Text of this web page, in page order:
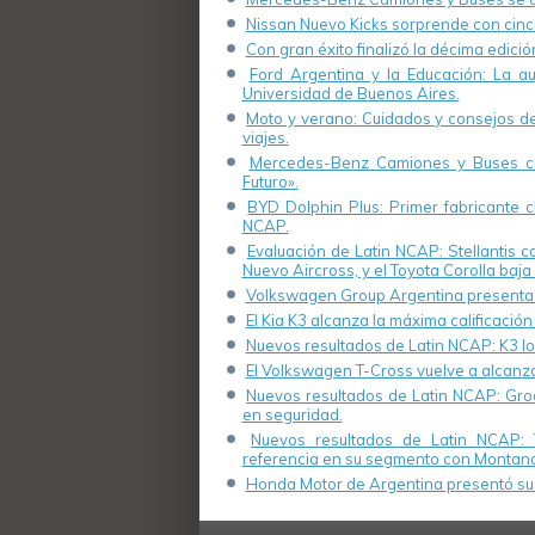
Seguridad Vial.
Nissan Nuevo Kicks sorprende con
Con gran éxito finalizó la décima
Ford Argentina y la Educación: La
Universidad de Buenos Aires.
Moto y verano: Cuidados y consejos
viajes.
Mercedes-Benz Camiones y Buses
Futuro».
BYD Dolphin Plus: Primer fabricante
NCAP.
Evaluación de Latin NCAP: Stellantis
Nuevo Aircross, y el Toyota Corolla
Volkswagen Group Argentina
El Kia K3 alcanza la máxima
Nuevos resultados de Latin NCAP: K3
El Volkswagen T-Cross vuelve a
Nuevos resultados de Latin NCAP:
en seguridad.
Nuevos resultados de Latin
referencia en su segmento con
Honda Motor de Argentina presentó